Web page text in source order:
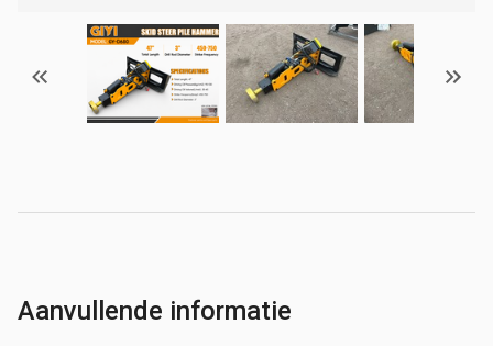
Aanvullende informatie